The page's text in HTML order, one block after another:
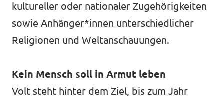
kultureller oder nationaler Zugehörigkeiten
sowie Anhänger*innen unterschiedlicher
Religionen und Weltanschauungen.
Kein Mensch soll in Armut leben
Volt steht hinter dem Ziel, bis zum Jahr